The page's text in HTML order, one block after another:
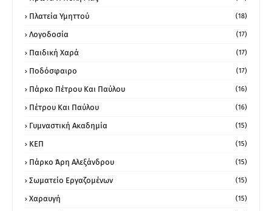
Πλατεία Υμηττού (18)
Λογοδοσία (17)
Παιδική Χαρά (17)
Ποδόσφαιρο (17)
Πάρκο Πέτρου Και Παύλου (16)
Πέτρου Και Παύλου (16)
Γυμναστική Ακαδημία (15)
ΚΕΠ (15)
Πάρκο Άρη Αλεξάνδρου (15)
Σωματείο Εργαζομένων (15)
Χαραυγή (15)